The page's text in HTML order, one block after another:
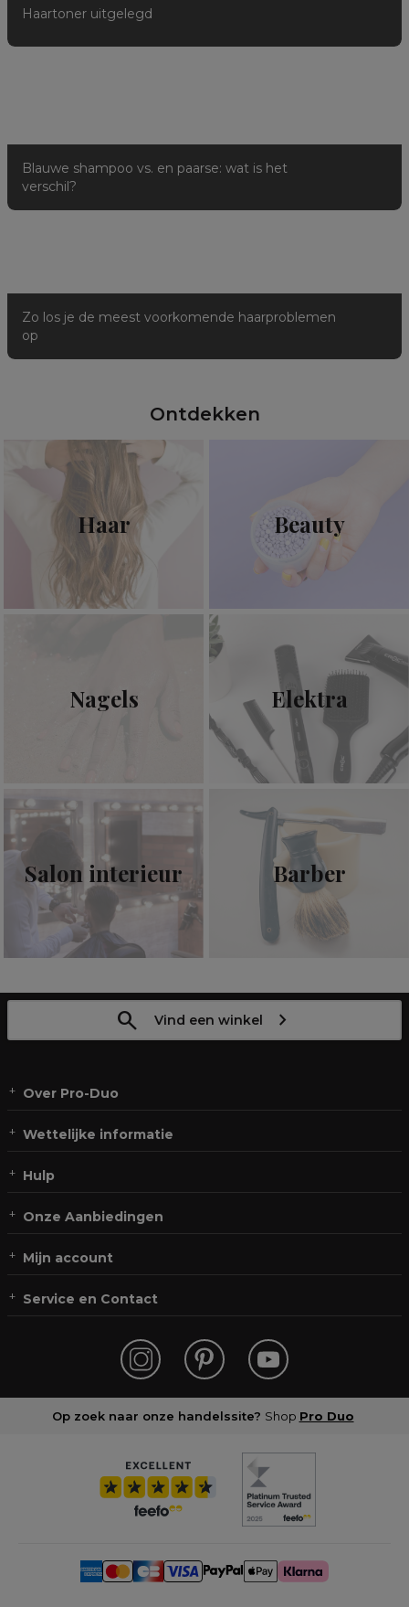
Haartoner uitgelegd
Blauwe shampoo vs. en paarse: wat is het
verschil?
Zo los je de meest voorkomende haarproblemen
op
Ontdekken
Haar Beauty
Nagels Elektra
Salon interieur Barber
Vind een winkel
Over Pro-Duo
Wettelijke informatie
Hulp
Onze Aanbiedingen
Mijn account
Service en Contact
Op zoek naar onze handelssite? Shop Pro Duo